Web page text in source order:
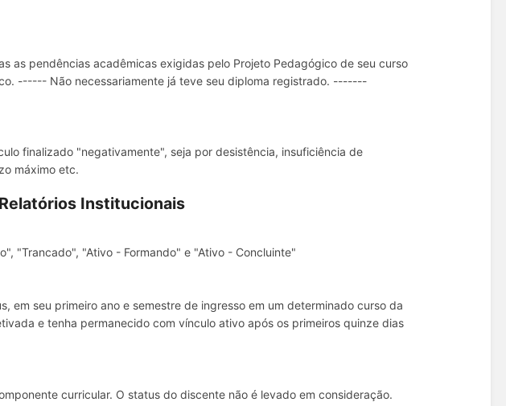
as pendências acadêmicas exigidas pelo Projeto Pedagógico de seu curso
------ Não necessariamente já teve seu diploma registrado. -------
finalizado "negativamente", seja por desistência, insuficiência de
máximo etc.
Institucionais
"Trancado", "Ativo - Formando" e "Ativo - Concluinte"
em seu primeiro ano e semestre de ingresso em um determinado curso da
e tenha permanecido com vínculo ativo após os primeiros quinze dias
curricular. O status do discente não é levado em consideração.